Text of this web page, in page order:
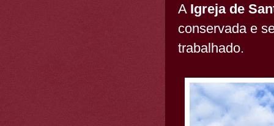
A Igreja de
conservada e
trabalhado.